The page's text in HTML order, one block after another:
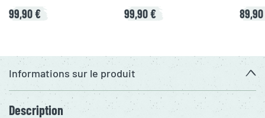
99,90 € 99,90 €
Informations sur le produit
Description